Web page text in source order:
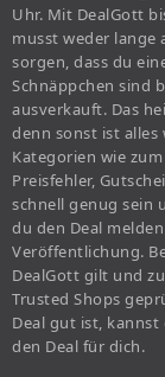
Uhr. Mit DealGott
musst weder lange
sorgen, dass du
Schnäppchen sind
ausverkauft. Das
denn sonst ist alles
Kategorien wie
Preisfehler,
schnell genug sein
du den Deal
Veröffentlichung.
DealGott gilt und
Trusted Shops
Deal gut ist,
den Deal für dich.